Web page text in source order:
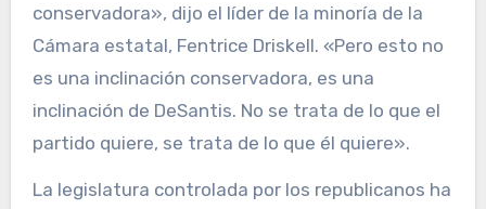
conservadora», dijo el líder de la minoría de la
Cámara estatal, Fentrice Driskell. «Pero esto no
es una inclinación conservadora, es una
inclinación de DeSantis. No se trata de lo que el
partido quiere, se trata de lo que él quiere».
La legislatura controlada por los republicanos ha